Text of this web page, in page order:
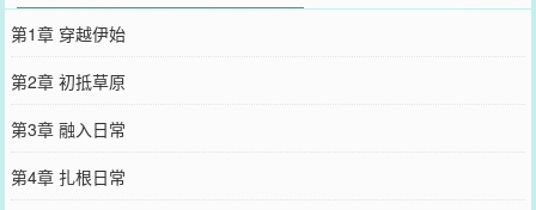
第1章 穿越伊始
第2章 初抵草原
第3章 融入日常
第4章 扎根日常